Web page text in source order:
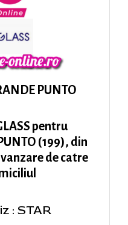
PUNTO
pentru
(199), din
de catre
: STAR